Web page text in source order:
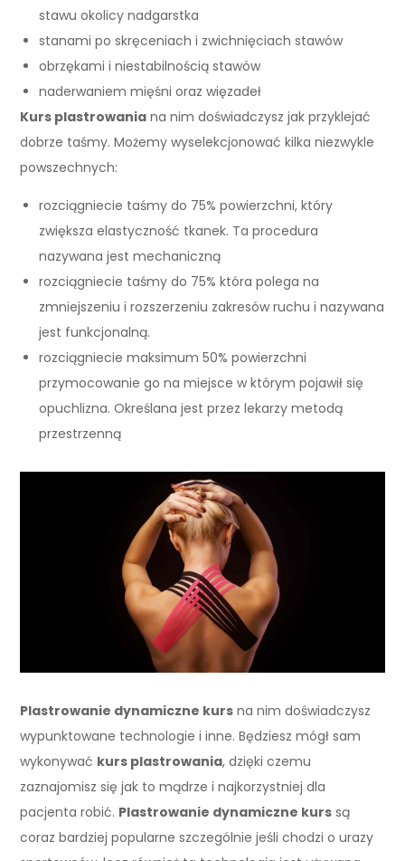
stawu okolicy nadgarstka
stanami po skręceniach i zwichnięciach stawów
obrzękami i niestabilnością stawów
naderwaniem mięśni oraz więzadeł
Kurs plastrowania na nim doświadczysz jak przyklejać
dobrze taśmy. Możemy wyselekcjonować kilka niezwykle
powszechnych:
rozciągniecie taśmy do 75% powierzchni, który
zwiększa elastyczność tkanek. Ta procedura
nazywana jest mechaniczną
rozciągniecie taśmy do 75% która polega na
zmniejszeniu i rozszerzeniu zakresów ruchu i nazywana
jest funkcjonalną.
rozciągniecie maksimum 50% powierzchni
przymocowanie go na miejsce w którym pojawił się
opuchlizna. Określana jest przez lekarzy metodą
przestrzenną
Plastrowanie dynamiczne kurs na nim doświadczysz
wypunktowane technologie i inne. Będziesz mógł sam
wykonywać kurs plastrowania, dzięki czemu
zaznajomisz się jak to mądrze i najkorzystniej dla
pacjenta robić. Plastrowanie dynamiczne kurs są
coraz bardziej popularne szczególnie jeśli chodzi o urazy